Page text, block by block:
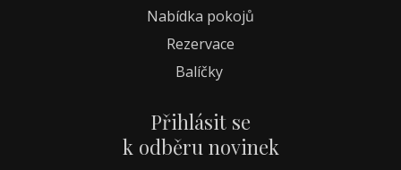
Nabídka pokojů
Rezervace
Balíčky
Přihlásit se
k odběru novinek